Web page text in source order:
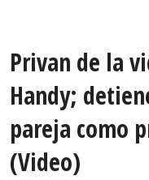
Privan de la
Handy;
pareja como
(Video)